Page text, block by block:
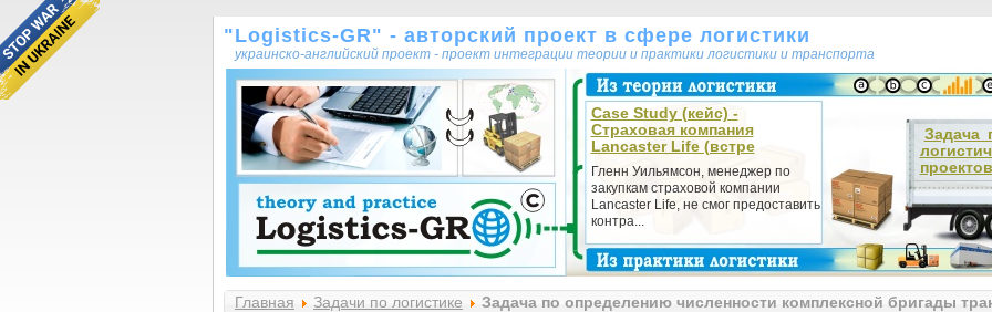
"Logistics-GR" - авторский проект в сфере логистики
украинско-английский проект - проект интеграции теории и практики логистики и транспорта
Case Study (кейс) -
Страховая компания
Lancaster Life (встре
Гленн Уильямсон, менеджер по
закупкам страховой компании
Lancaster Life, не смог предоставить
контра...
Задача
Главная Задачи по логистике
Задача по определению численности комплексной бригады